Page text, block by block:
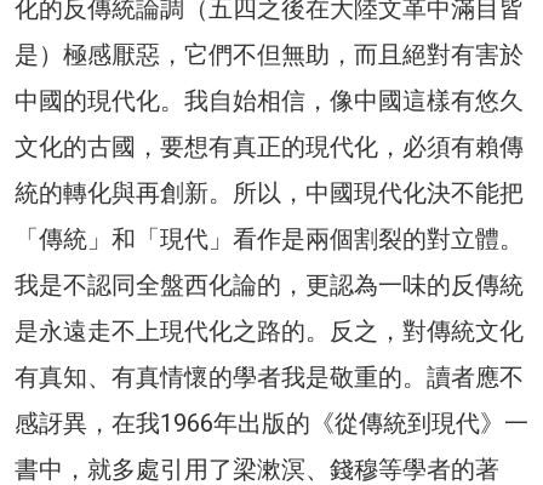
化的反傳統論調（五四之後在大陸文革中滿目皆
是）極感厭惡，它們不但無助，而且絕對有害於
中國的現代化。我自始相信，像中國這樣有悠久
文化的古國，要想有真正的現代化，必須有賴傳
統的轉化與再創新。所以，中國現代化決不能把
「傳統」和「現代」看作是兩個割裂的對立體。
我是不認同全盤西化論的，更認為一味的反傳統
是永遠走不上現代化之路的。反之，對傳統文化
有真知、有真情懷的學者我是敬重的。讀者應不
感訝異，在我1966年出版的《從傳統到現代》一
書中，就多處引用了梁漱溟、錢穆等學者的著